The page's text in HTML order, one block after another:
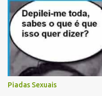
com as caras dos
Porquê? Concluiram que as
deviam cuspir! P: Que nome
metade do cérebro? R:
taças de champanhe na
Porque as taças estavam
Sportinguista equilibrado? R:
Piadas Sexuais